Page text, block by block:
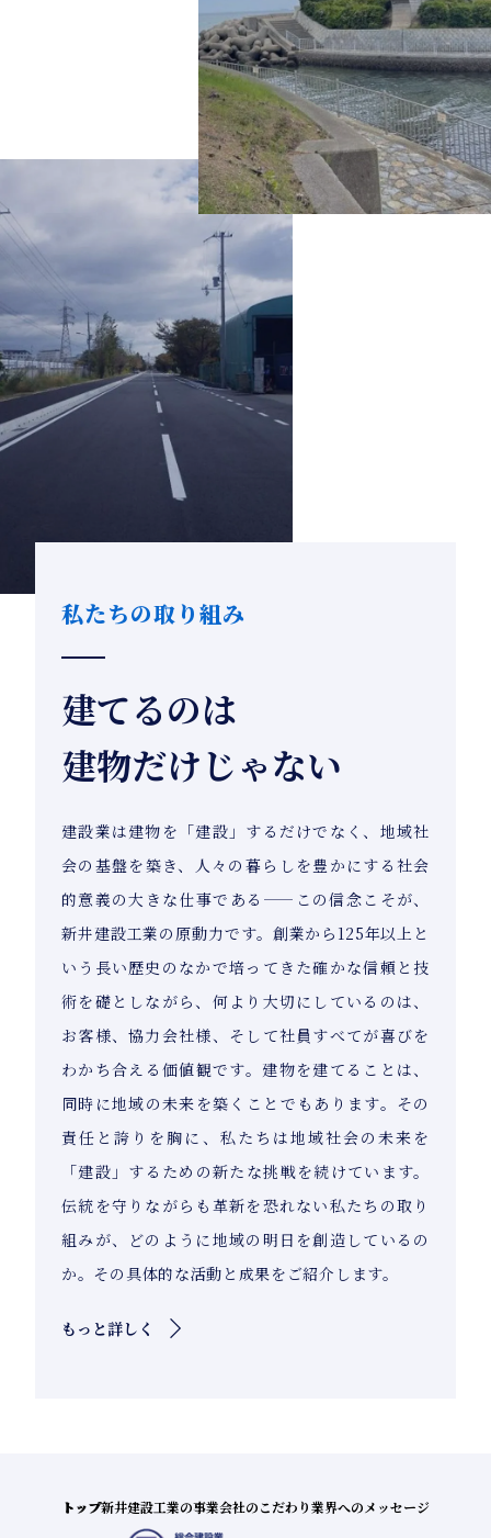
私たちの取り組み
建てるのは
建物だけじゃない
建設業は建物を「建設」するだけでなく、地域社
会の基盤を築き、人々の暮らしを豊かにする社会
的意義の大きな仕事である——この信念こそが、
新井建設工業の原動力です。創業から125年以上と
いう長い歴史のなかで培ってきた確かな信頼と技
術を礎としながら、何より大切にしているのは、
お客様、協力会社様、そして社員すべてが喜びを
わかち合える価値観です。建物を建てることは、
同時に地域の未来を築くことでもあります。その
責任と誇りを胸に、私たちは地域社会の未来を
「建設」するための新たな挑戦を続けています。
伝統を守りながらも革新を恐れない私たちの取り
組みが、どのように地域の明日を創造しているの
か。その具体的な活動と成果をご紹介します。
もっと詳しく
トップ新井建設工業の事業会社のこだわり業界へのメッセージ